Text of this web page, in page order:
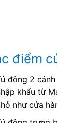
điểm
đông 2
khẩu từ
như cửa